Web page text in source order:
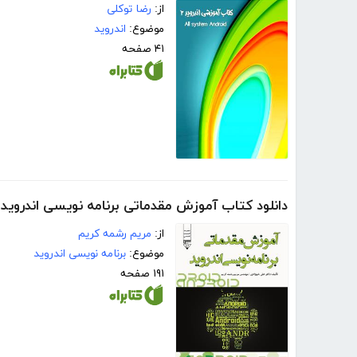
از: رضا توکلی
موضوع: اندروید
۴۱ صفحه
دانلود کتاب آموزش مقدماتی برنامه نویسی اندروید
از: مریم رشمه کریم
موضوع: برنامه نویسی اندروید
۱۹۱ صفحه